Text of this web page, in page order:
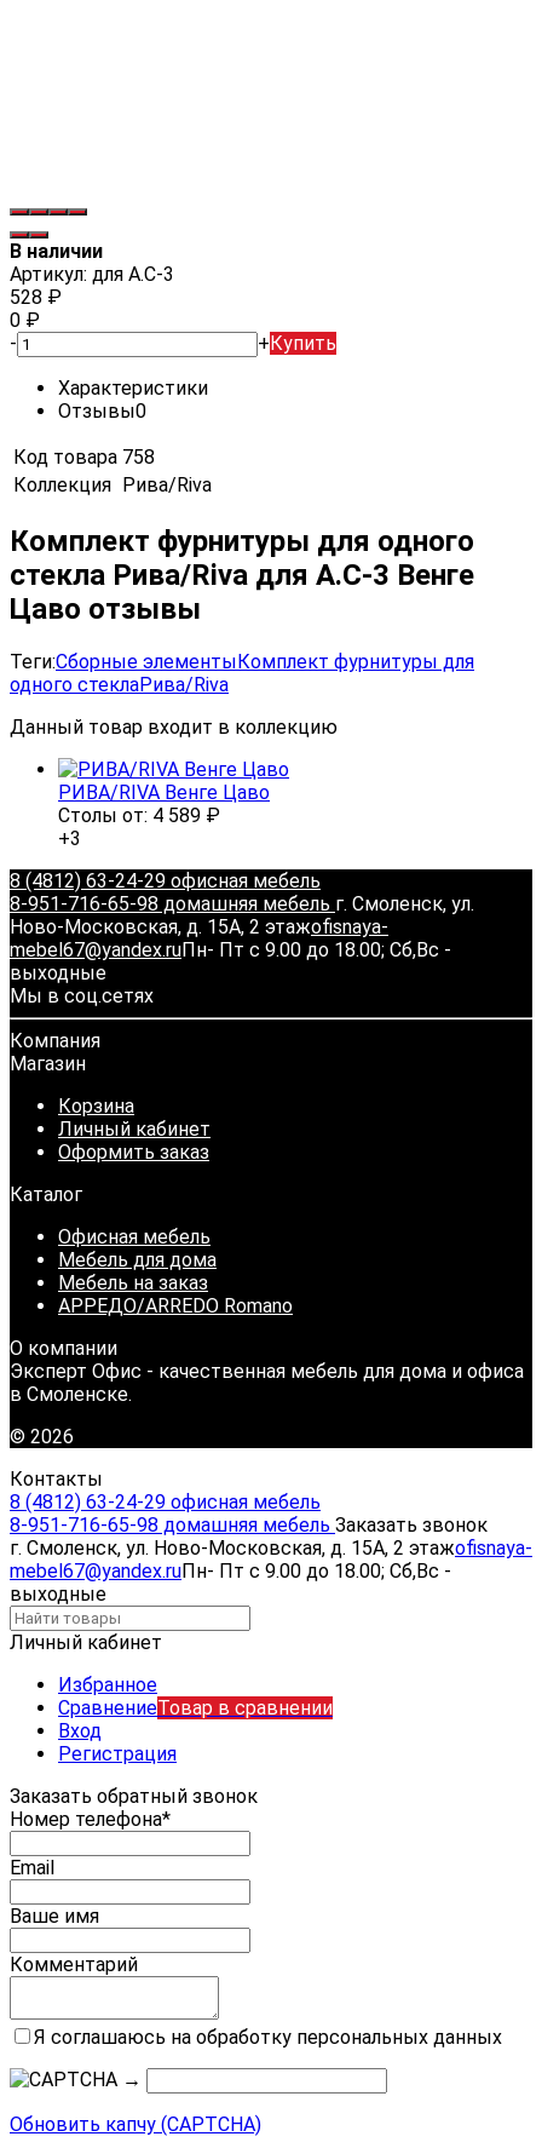
В наличии
Артикул: для А.С-3
528 ₽
0 ₽
-
+Купить
Характеристики
Отзывы0
Код товара 758
Коллекция Рива/Riva
Комплект фурнитуры для одного
стекла Рива/Riva для А.С-3 Венге
Цаво отзывы
Теги:Сборные элементыКомплект фурнитуры для
одного стеклаРива/Riva
Данный товар входит в коллекцию
РИВА/RIVA Венге Цаво
Столы от: 4 589 ₽
+3
8 (4812) 63-24-29 офисная мебель
8-951-716-65-98 домашняя мебель г. Смоленск, ул.
Ново-Московская, д. 15А, 2 этажofisnaya-
mebel67@yandex.ruПн- Пт с 9.00 до 18.00; Сб,Вс -
выходные
Мы в соц.сетях
Компания
Магазин
Корзина
Личный кабинет
Оформить заказ
Каталог
Офисная мебель
Мебель для дома
Мебель на заказ
АРРЕДО/ARREDO Romano
О компании
Эксперт Офис - качественная мебель для дома и офиса
в Смоленске.
© 2026
Контакты
8 (4812) 63-24-29 офисная мебель
8-951-716-65-98 домашняя мебель Заказать звонок
г. Смоленск, ул. Ново-Московская, д. 15А, 2 этажofisnaya-
mebel67@yandex.ruПн- Пт с 9.00 до 18.00; Сб,Вс -
выходные
Личный кабинет
Избранное
СравнениеТовар в сравнении
Вход
Регистрация
Заказать обратный звонок
Номер телефона*
Email
Ваше имя
Комментарий
Я соглашаюсь на обработку персональных данных
→
Обновить капчу (CAPTCHA)